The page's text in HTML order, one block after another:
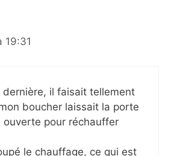
19:31
dernière, il faisait tellement
boucher laissait la porte
ouverte pour réchauffer
le chauffage, ce qui est